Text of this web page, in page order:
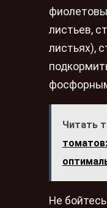
листьев,
листьях),
Читать
Не